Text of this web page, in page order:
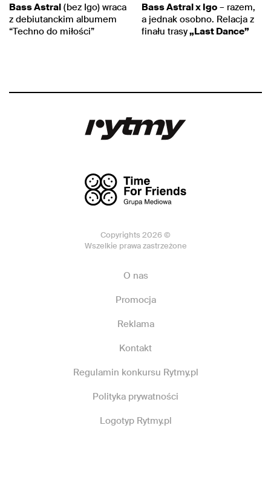
Bass Astral (bez Igo) wraca
z debiutanckim albumem
“Techno do miłości”
Bass Astral x Igo – razem,
a jednak osobno. Relacja z
finału trasy„Last Dance”
Copyrights 2026 ©
Wszelkie prawa zastrzeżone
O nas
Promocja
Reklama
Kontakt
Regulamin konkursu Rytmy.pl
Polityka prywatności
Logotyp Rytmy.pl